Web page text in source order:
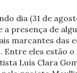
dia (31 de
a presença de
marcantes das
Entre eles estão
Luís Clara